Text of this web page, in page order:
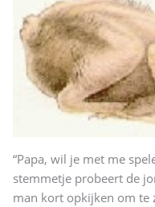
“Papa, wil je met me
stemmetje probeert de
man kort opkijken om te